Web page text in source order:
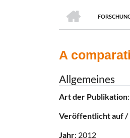
A
Allgemeines
Art der Publikation
Veröffentlicht auf /
Jahr: 2012